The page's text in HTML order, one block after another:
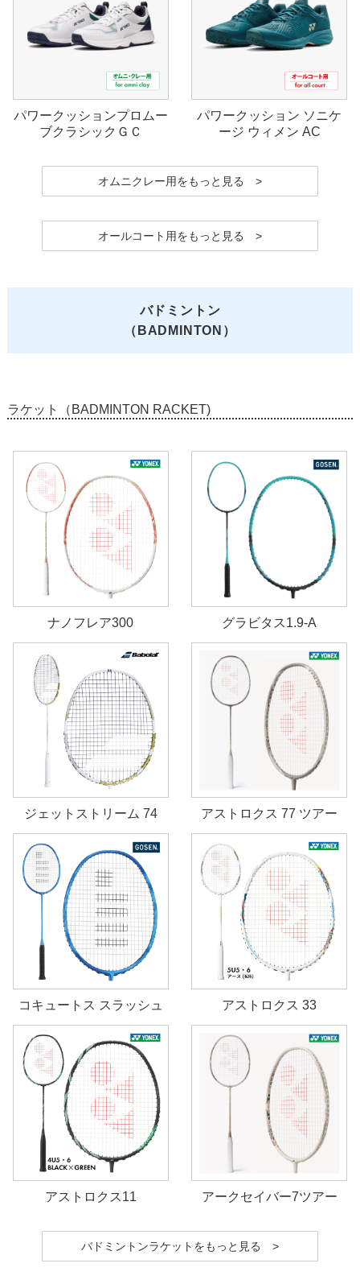
パワークッションプロムー
ブクラシックＧＣ
パワークッション ソニケ
ージ ウィメン AC
オムニクレー用をもっと見る >
オールコート用をもっと見る >
バドミントン
（BADMINTON）
ラケット（BADMINTON RACKET)
ナノフレア300 グラビタス1.9-A
ジェットストリーム 74 アストロクス 77 ツアー
コキュートス スラッシュ アストロクス 33
アストロクス11 アークセイバー7ツアー
バドミントンラケットをもっと見る >